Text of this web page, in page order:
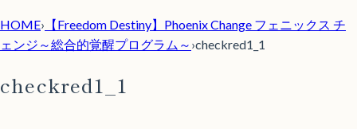
HOME› 【Freedom Destiny】Phoenix Change フェニックス チ
ェンジ～総合的覚醒プログラム～ ›checkred1_1
checkred1_1